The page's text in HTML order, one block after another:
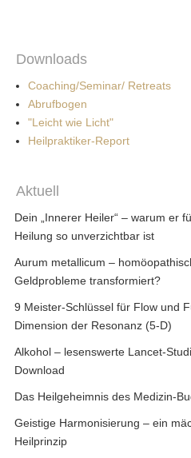
Downloads
Coaching/Seminar/ Retreats
Abrufbogen
"Leicht wie Licht"
Heilpraktiker-Report
Aktuell
Dein „Innerer Heiler“ – warum er
Heilung so unverzichtbar ist
Aurum metallicum –
Geldprobleme transformiert?
9 Meister-Schlüssel für Flow und
Dimension der Resonanz (5-D)
Alkohol – lesenswerte Lancet-
Download
Das Heilgeheimnis des Medizin-
Geistige Harmonisierung – ein
Heilprinzip